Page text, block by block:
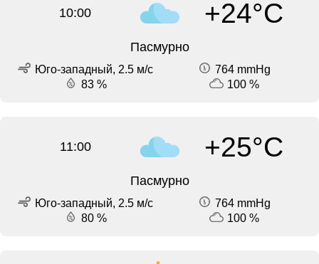
10:00 +24°C
Пасмурно
Юго-западный, 2.5 м/с
764 mmHg
83 %
100 %
11:00 +25°C
Пасмурно
Юго-западный, 2.5 м/с
764 mmHg
80 %
100 %